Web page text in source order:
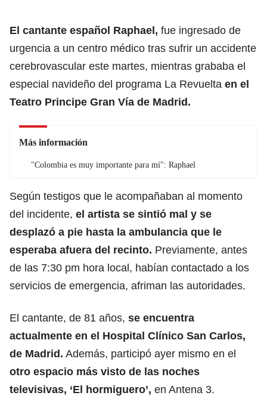
El cantante español Raphael, fue ingresado de
urgencia a un centro médico tras sufrir un accidente
cerebrovascular este martes, mientras grababa el
especial navideño del programa La Revuelta en el
Teatro Principe Gran Vía de Madrid.
Más información
"Colombia es muy importante para mí": Raphael
Según testigos que le acompañaban al momento
del incidente, el artista se sintió mal y se
desplazó a pie hasta la ambulancia que le
esperaba afuera del recinto. Previamente, antes
de las 7:30 pm hora local, habían contactado a los
servicios de emergencia, afriman las autoridades.
El cantante, de 81 años, se encuentra
actualmente en el Hospital Clínico San Carlos,
de Madrid. Además, participó ayer mismo en el
otro espacio más visto de las noches
televisivas, ‘El hormiguero’, en Antena 3.